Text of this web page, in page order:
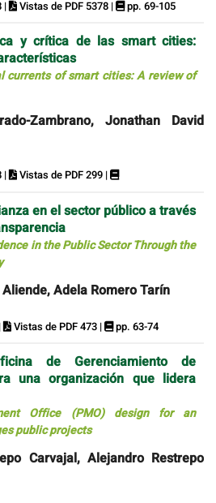
| Vistas de PDF 5378 | pp. 69-105
y crítica de las smart cities:
currents of smart cities: A review of
Zambrano, Jonathan David
| Vistas de PDF 299 |
en el sector público a través
in the Public Sector Through the
Adela Romero Tarín
Vistas de PDF 473 | pp. 63-74
de Gerenciamiento de
una organización que lidera
Office (PMO) design for an
public projects
Carvajal, Alejandro Restrepo